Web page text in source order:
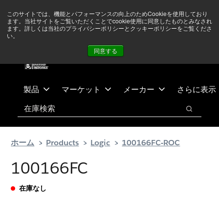
このサイトでは、機能とパフォーマンスの向上のためCookieを使用しており
ます。当社サイトをご覧いただくことでcookie使用に同意したものとみなされ
ます。詳しくは当社のプライバシーポリシーとクッキーポリシーをご覧くださ
い。
同意する
テ
ス
ありません 詳しい情報はこちら➜
製品 マーケット メーカー さらに表示
検索
検索
ホーム Products Logic 100166FC-ROC
100166FC
在庫なし